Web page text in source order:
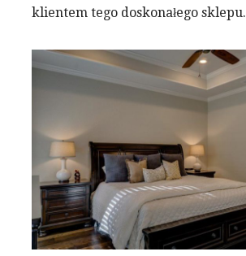
klientem tego doskonałego sklepu.